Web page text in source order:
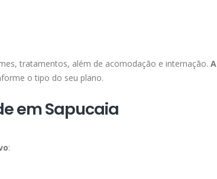
tratamentos, além de acomodação e internação. A
o tipo do seu plano.
em Sapucaia
: